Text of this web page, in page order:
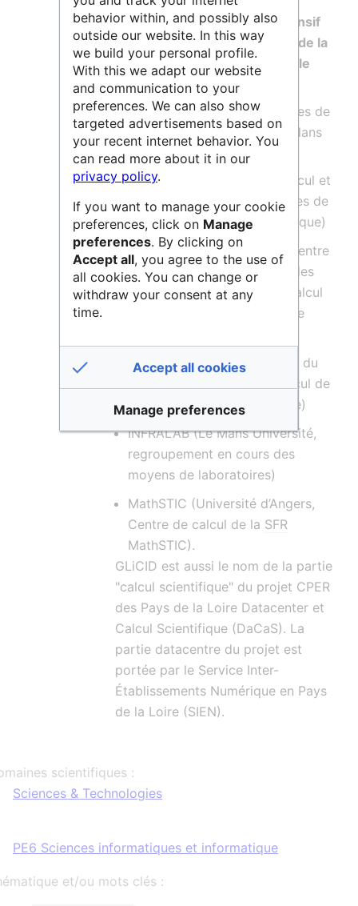
mutualisés pour le calcul intensif
et l'exploitation des données de la
recherche ayant un lien avec le
calcul.
GLiCID regroupe cinq structures de
calcul scientifique existantes dans
la région :
BiRD(Nantes Université, calcul et
stockage dédiés aux sciences de
la vie, notamment la génomique)
CCIPL(Nantes Université, Centre
Régional de Calcul Intensif des
Pays de la Loire, dédié au calcul
généraliste pour la recherche
ICI (Centrale Nantes, Institut du
Calcul Intensif, dédié au calcul de
recherche publique et privée)
INFRALAB (Le Mans Université,
regroupement en cours des
moyens de laboratoires)
MathSTIC (Université d’Angers,
Centre de calcul de la SFR
MathSTIC).
GLiCID est aussi le nom de la partie
"calcul scientifique" du projet CPER
des Pays de la Loire Datacenter et
Calcul Scientifique (DaCaS). La
partie datacentre du projet est
portée par le Service Inter-
Établissements Numérique en Pays
de la Loire (SIEN).
scientifiques :
Sciences & Technologies
PE6 Sciences informatiques et informatique
et/ou mots clés :
behavior within, and possibly also
outside our website. In this way
we build your personal profile.
With this we adapt our website
and communication to your
preferences. We can also show
targeted advertisements based on
your recent internet behavior. You
can read more about it in our
privacy policy.
If you want to manage your cookie
preferences, click on Manage
preferences. By clicking on
Accept all, you agree to the use of
all cookies. You can change or
withdraw your consent at any
time.
Accept all cookies
Manage preferences